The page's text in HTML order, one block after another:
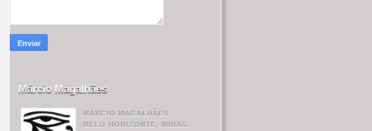
Márcio Magalhães
MÁRCIO MAGALHÃES
BELO HORIZONTE, MINAS